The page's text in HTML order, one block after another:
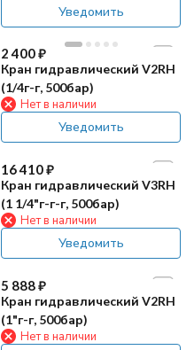
Уведомить
2 400₽
Кран гидравлический V2RH
(1/4г-г, 500бар)
Нет в наличии
Уведомить
16 410₽
Кран гидравлический V3RH
(1 1/4"г-г-г, 500бар)
Нет в наличии
Уведомить
5 888₽
Кран гидравлический V2RH
(1"г-г, 500бар)
Нет в наличии